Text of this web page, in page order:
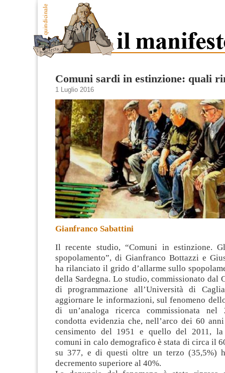
Comuni sardi in estinzione: quali
1 Luglio 2016
Gianfranco Sabattini
Il recente studio, “Comuni in estinzione.
spopolamento”, di Gianfranco Bottazzi e
ha rilanciato il grido d’allarme sullo
della Sardegna. Lo studio, commissionato dal
di programmazione all’Università di
aggiornare le informazioni, sul fenomeno
di un’analoga ricerca commissionata nel
condotta evidenzia che, nell’arco dei 60
censimento del 1951 e quello del 2011, la
comuni in calo demografico è stata di circa il
su 377, e di questi oltre un terzo (35,5%)
decremento superiore al 40%.